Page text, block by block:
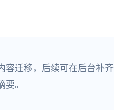
容迁移，后续可在后台补齐
要。